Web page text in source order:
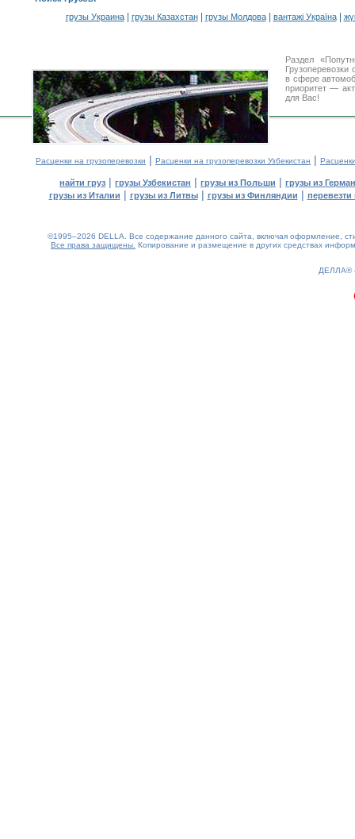
грузы Украина| грузы Казахстан| грузы Молдова| вантажі Україна|
Раздел
в сфере
приоритет —
для Вас!
Расценки на грузоперевозки | Расценки на грузоперевозки Узбекистан |
найти груз | грузы Узбекистан | грузы из Польши | грузы из
грузы из Италии | грузы из Литвы| грузы из Финляндии | перевезти
©1995–2026 DELLA. Все содержание данного сайта, включая оформление,
Все права защищены. Копирование и размещение в других средствах